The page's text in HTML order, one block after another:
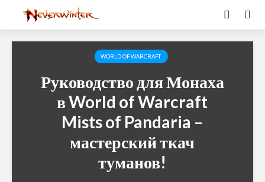
WORLD OF WARCRAFT
Руководство для Монаха
в World of Warcraft
Mists of Pandaria –
мастерский ткач
туманов!